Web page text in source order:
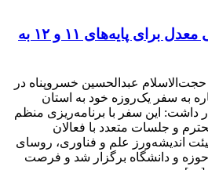
مصوبه تاثیر قطعی معدل برای پایه‌های ۱۱ و ۱۲ به
حجت‌الاسلام عبدالحسین خسروپناه در
به سفر یک‌روزه خود به استان
داشت: این سفر با برنامه‌ریزی منظم
و جلسات متعدد با فعالان
اندیشه‌ورز علم و فناوری، روسای
حوزه و دانشگاه برگزار شد و فرصت